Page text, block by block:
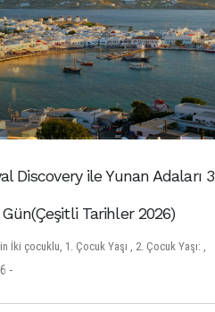
Discovery ile Yunan Adaları 3
Tarihler 2026)
İki çocuklu, 1. Çocuk Yaşı , 2. Çocuk Yaşı: ,
-